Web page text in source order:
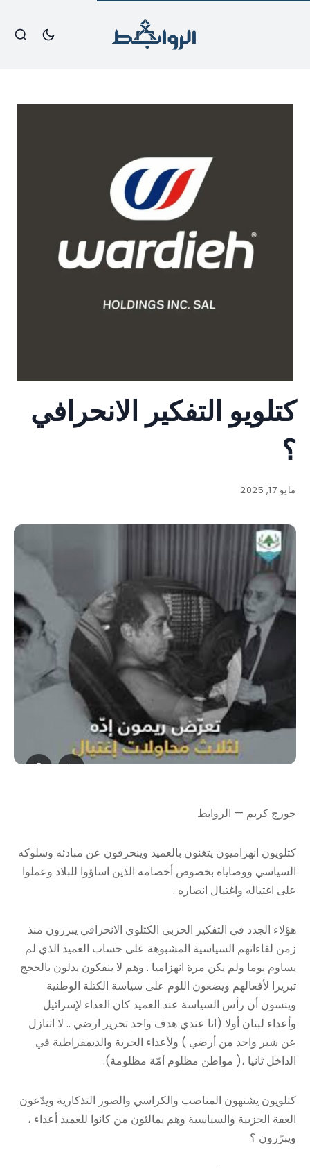
كتلويو التفكير الانحرافي
؟
مايو 17, 2025
جورج كريم — الروابط
كتلويون انهزاميون يتغنون بالعميد وينحرفون عن مبادئه وسلوكه
السياسي ووصاياه بخصوص أخصامه الذين اساؤوا للبلاد وعملوا
على اغتياله واغتيال انصاره .
هؤلاء الجدد في التفكير الحزبي الكتلوي الانحرافي يبررون منذ
زمن لقاءاتهم السياسية المشبوهة على حساب العميد الذي لم
يساوم يوما ولم يكن مرة انهزاميا . وهم لا ينفكون يدلون بالحجج
تبريرا لأفعالهم ويضعون اللوم على سياسة الكتلة الوطنية
وينسون أن رأس السياسة عند العميد كان العداء لإسرائيل
وأعداء لبنان أولا (انا عندي هدف واحد تحرير ارضي .. لا اتنازل
عن شبر واحد من أرضي ) ولأعداء الحرية والديمقراطية في
الداخل ثانيا ،( مواطن مظلوم أمّة مظلومة).
كتلويون يشتهون المناصب والكراسي والصور التذكارية ويدّعون
العفة الحزبية والسياسية وهم يمالئون من كانوا للعميد أعداء ،
ويبرّرون ؟